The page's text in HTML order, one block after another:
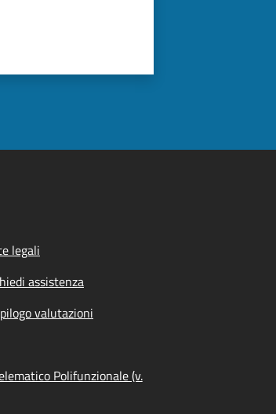
legali
assistenza
valutazioni
Polifunzionale (v.